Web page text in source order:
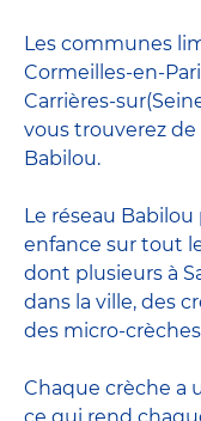
Les communes
Cormeilles-en-
Carrières-
vous trouverez
Babilou.
Le réseau
enfance sur tout
dont plusieurs à
dans la ville, des
des micro-
Chaque crèche a
ce qui rend